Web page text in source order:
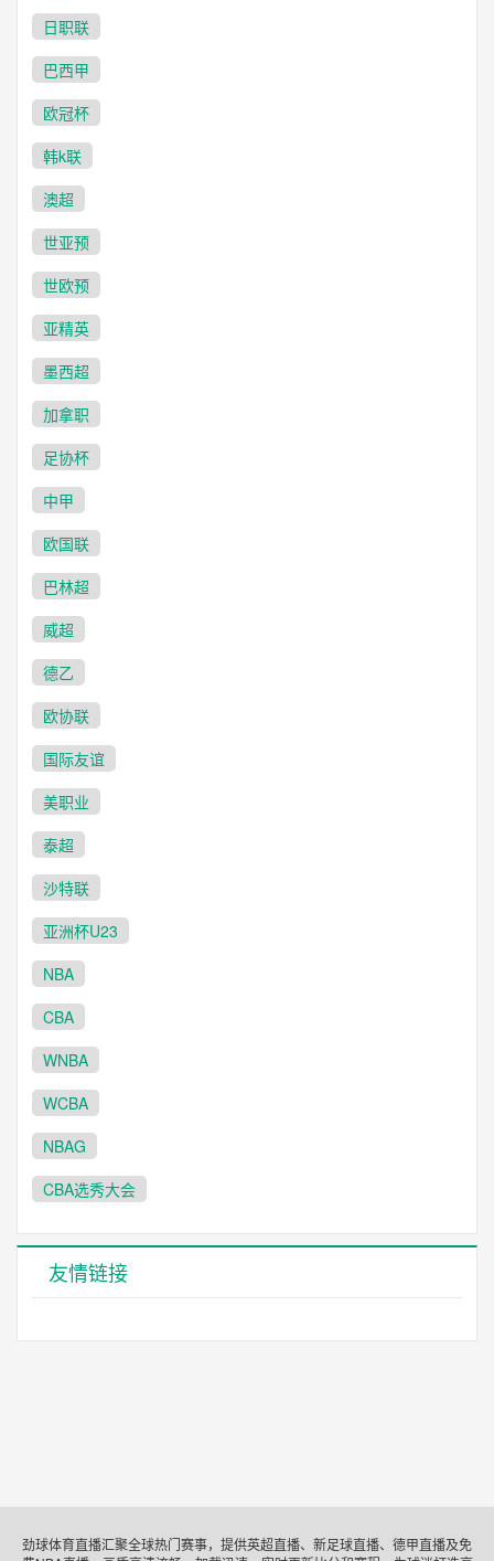
日职联
巴西甲
欧冠杯
韩k联
澳超
世亚预
世欧预
亚精英
墨西超
加拿职
足协杯
中甲
欧国联
巴林超
威超
德乙
欧协联
国际友谊
美职业
泰超
沙特联
亚洲杯U23
NBA
CBA
WNBA
WCBA
NBAG
CBA选秀大会
友情链接
劲球体育直播汇聚全球热门赛事，提供英超直播、新足球直播、德甲直播及免